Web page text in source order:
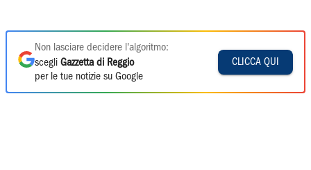
Non lasciare decidere l'algoritmo:
scegli Gazzetta di Reggio
per le tue notizie su Google
CLICCA QUI